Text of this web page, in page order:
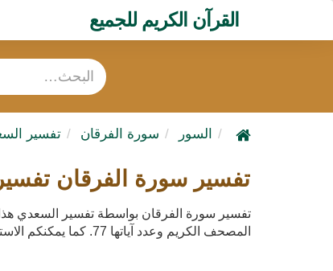
القرآن الكريم للجميع
السور سورة الفرقان تفسير
تفسير سورة الفرقان
المصحف الكريم وعدد آياتها 77. كما يمكنكم الاستماع لتفسير سورة الفرقان صوت mp3 مع إمكانية تحميله